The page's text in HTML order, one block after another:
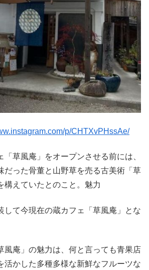
p/CHTXvPHssAe/
「草風庵」をオープンさせる前には、
だった骨董と山野草を売る古美術「草
構えていたとのこと。魅力
して今現在の蔵カフェ「草風庵」とな
風庵」の魅力は、何と言っても青果店
活かした多種多様な新鮮なフルーツな